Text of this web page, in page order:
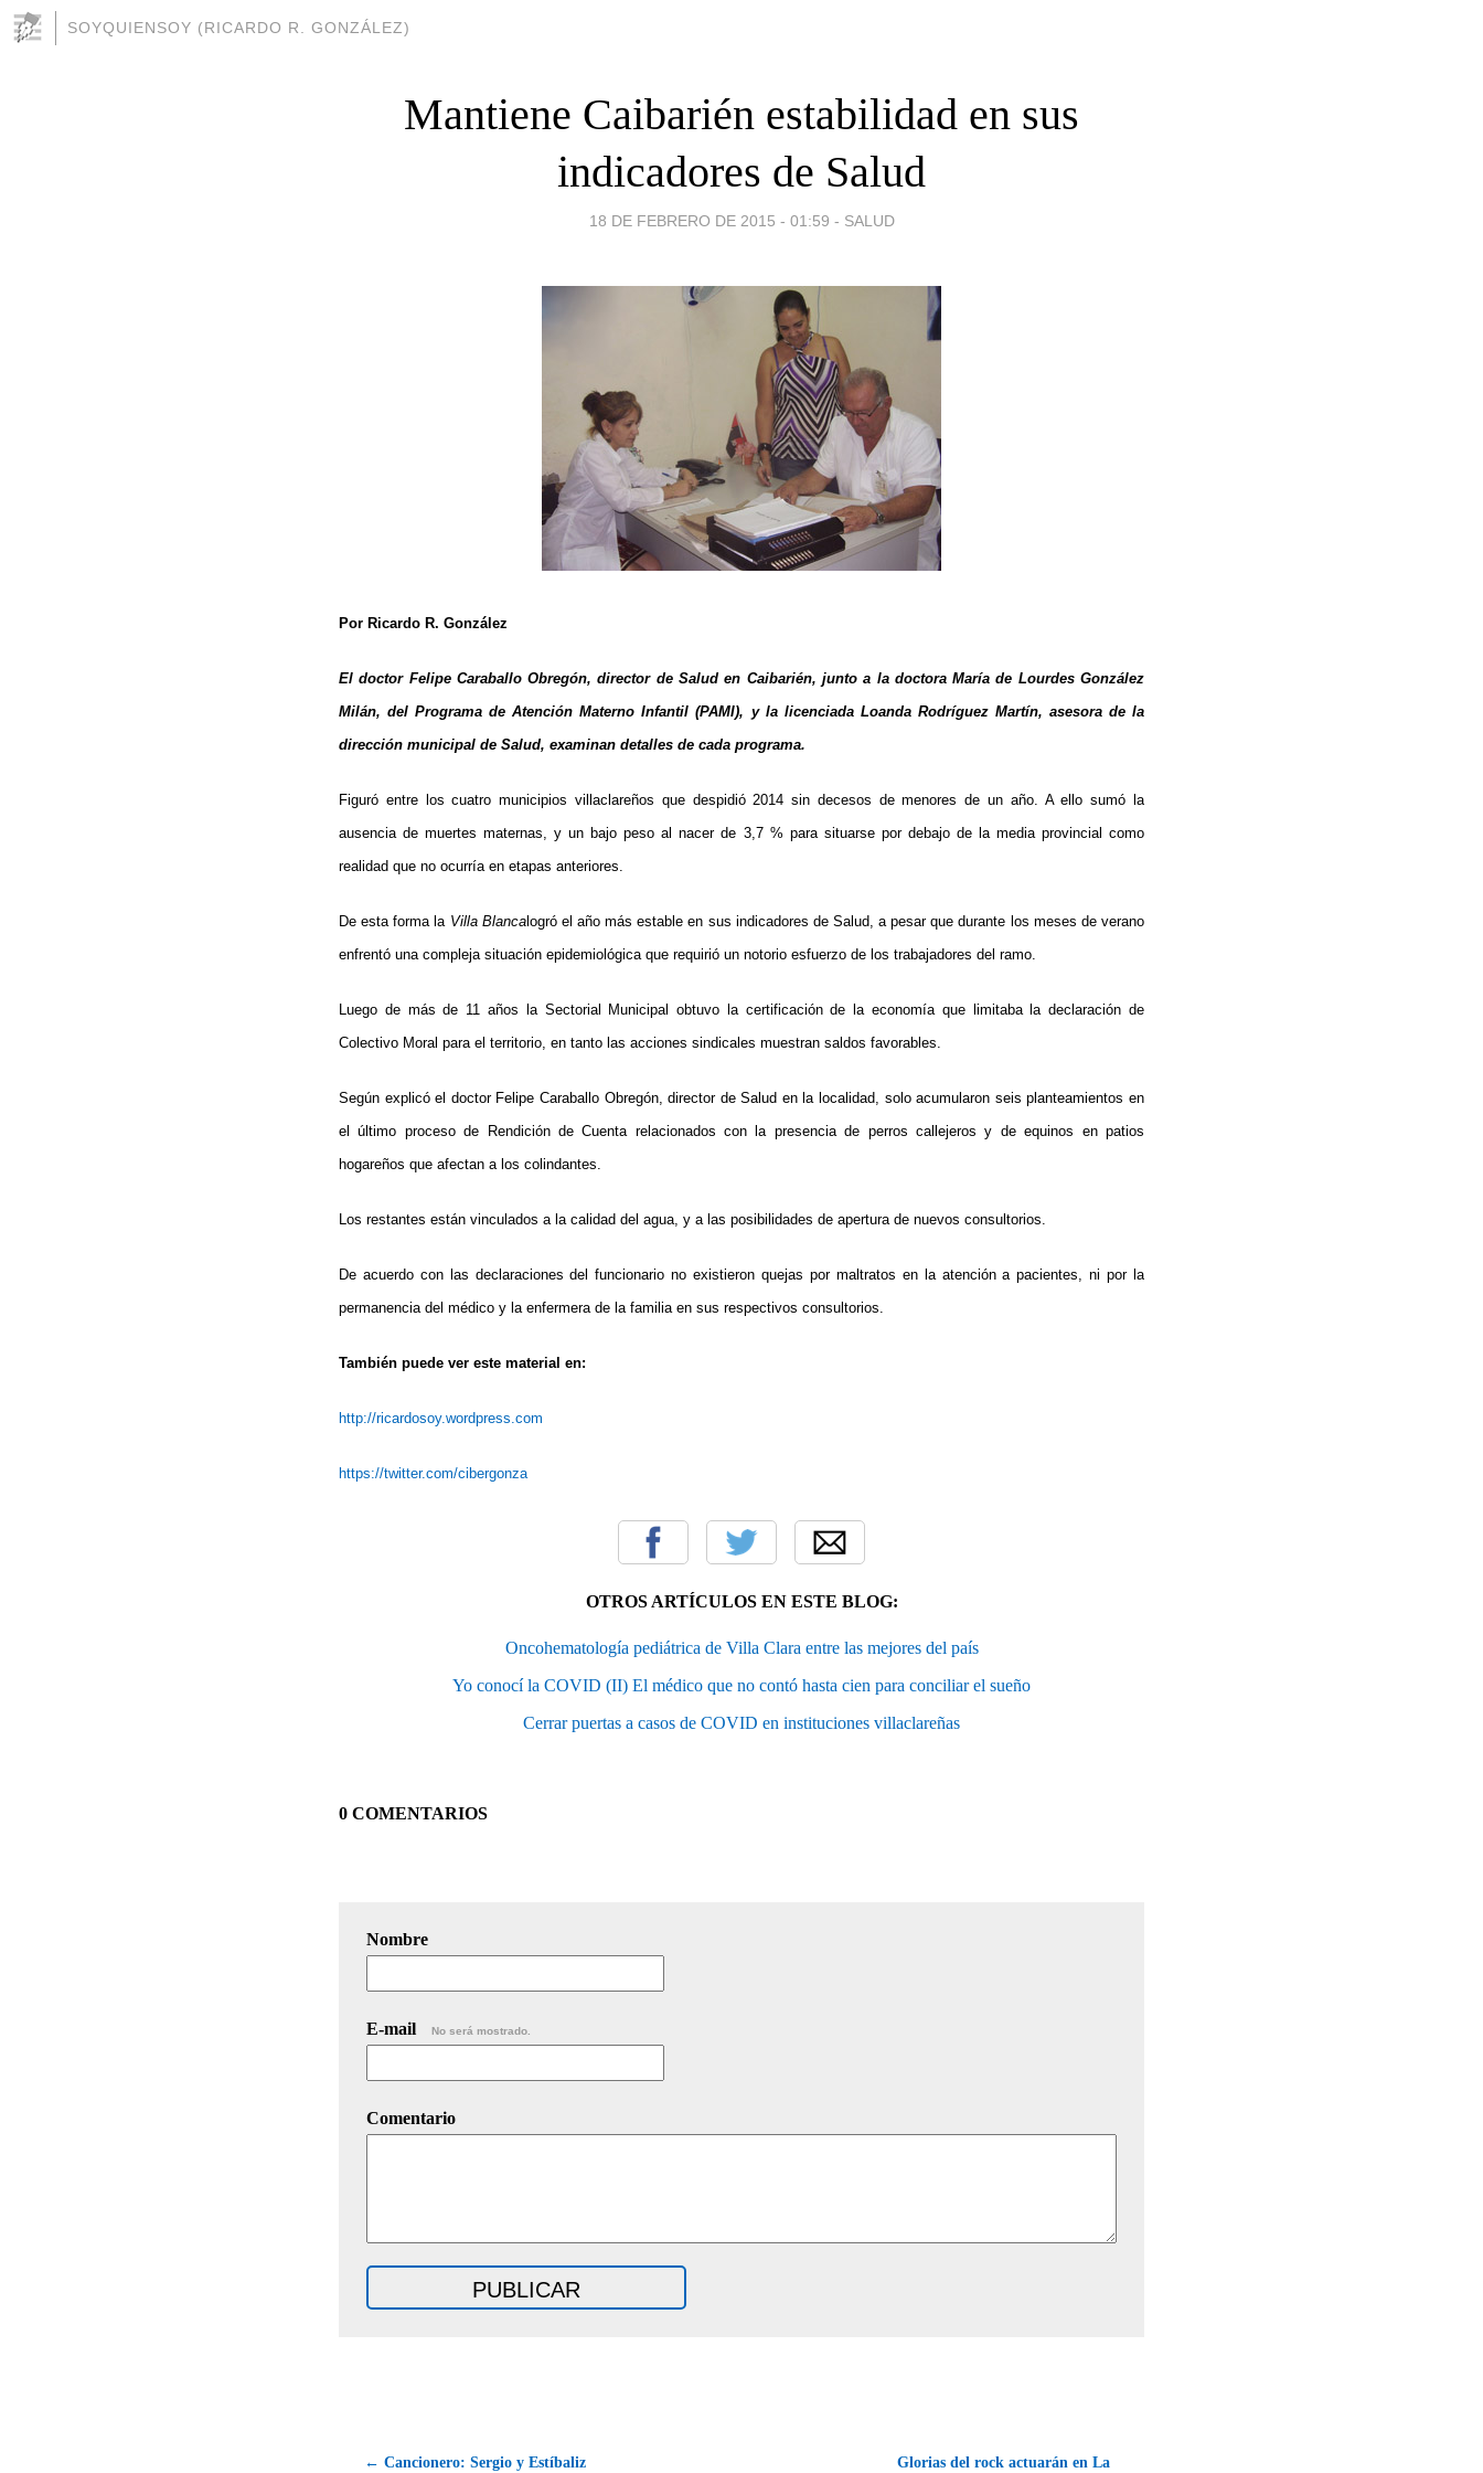
SOYQUIENSOY (RICARDO R. GONZÁLEZ)
Mantiene Caibarién estabilidad en sus
indicadores de Salud
18 DE FEBRERO DE 2015 - 01:59 - SALUD
Por Ricardo R. González
El doctor Felipe Caraballo Obregón, director de Salud en Caibarién, junto a la doctora María de Lourdes González
Milán, del Programa de Atención Materno Infantil (PAMI), y la licenciada Loanda Rodríguez Martín, asesora de la
dirección municipal de Salud, examinan detalles de cada programa.
Figuró entre los cuatro municipios villaclareños que despidió 2014 sin decesos de menores de un año. A ello sumó la
ausencia de muertes maternas, y un bajo peso al nacer de 3,7 % para situarse por debajo de la media provincial como
realidad que no ocurría en etapas anteriores.
De esta forma la Villa Blancalogró el año más estable en sus indicadores de Salud, a pesar que durante los meses de verano
enfrentó una compleja situación epidemiológica que requirió un notorio esfuerzo de los trabajadores del ramo.
Luego de más de 11 años la Sectorial Municipal obtuvo la certificación de la economía que limitaba la declaración de
Colectivo Moral para el territorio, en tanto las acciones sindicales muestran saldos favorables.
Según explicó el doctor Felipe Caraballo Obregón, director de Salud en la localidad, solo acumularon seis planteamientos en
el último proceso de Rendición de Cuenta relacionados con la presencia de perros callejeros y de equinos en patios
hogareños que afectan a los colindantes.
Los restantes están vinculados a la calidad del agua, y a las posibilidades de apertura de nuevos consultorios.
De acuerdo con las declaraciones del funcionario no existieron quejas por maltratos en la atención a pacientes, ni por la
permanencia del médico y la enfermera de la familia en sus respectivos consultorios.
También puede ver este material en:
http://ricardosoy.wordpress.com
https://twitter.com/cibergonza
OTROS ARTÍCULOS EN ESTE BLOG:
Oncohematología pediátrica de Villa Clara entre las mejores del país
Yo conocí la COVID (II) El médico que no contó hasta cien para conciliar el sueño
Cerrar puertas a casos de COVID en instituciones villaclareñas
0 COMENTARIOS
Nombre
E-mail No será mostrado.
Comentario
← Cancionero: Sergio y Estíbaliz Glorias del rock actuarán en La